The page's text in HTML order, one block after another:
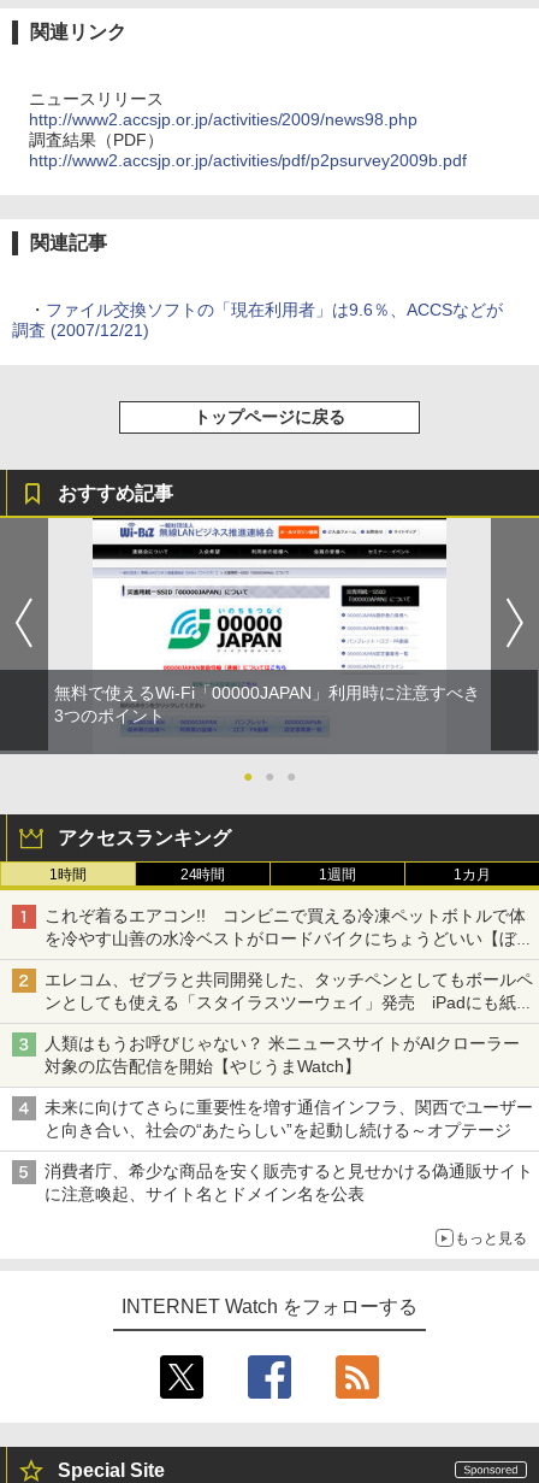
関連リンク
ニュースリリース
http://www2.accsjp.or.jp/activities/2009/news98.php
調査結果（PDF）
http://www2.accsjp.or.jp/activities/pdf/p2psurvey2009b.pdf
関連記事
・ ファイル交換ソフトの「現在利用者」は9.6％、ACCSなどが
調査 (2007/12/21)
トップページに戻る
おすすめ記事
無料で使えるWi-Fi「00000JAPAN」利用時に注意すべき
3つのポイント
● ● ●
アクセスランキング
1時間 24時間 1週間 1カ月
これぞ着るエアコン!! コンビニで買える冷凍ペットボトルで体
を冷やす山善の水冷ベストがロードバイクにちょうどいい【ぼっ
ち・ざ・ろーど！その14】【空いた時間でなにしてる？】
エレコム、ゼブラと共同開発した、タッチペンとしてもボールペ
ンとしても使える「スタイラスツーウェイ」発売 iPadにも紙に
も、持ち替えずに書き込める
人類はもうお呼びじゃない？ 米ニュースサイトがAIクローラー
対象の広告配信を開始【やじうまWatch】
未来に向けてさらに重要性を増す通信インフラ、関西でユーザー
と向き合い、社会の“あたらしい”を起動し続ける～オプテージ
消費者庁、希少な商品を安く販売すると見せかける偽通販サイト
に注意喚起、サイト名とドメイン名を公表
もっと見る
INTERNET Watch をフォローする
Special Site